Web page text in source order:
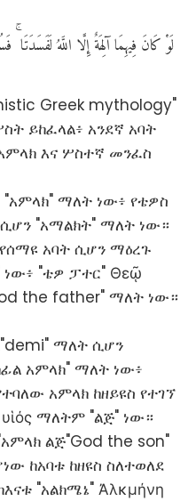
لَوْكَانَفِيهِمَاآلِهَةٌإِلَّااللَّهُلَفَسَدَتَا
Greek mythology"
ይከፈላል፥ አንደኛ አባት
እና ሦስተኛ መንፈስ
"አምላክ" ማለት ነው፥ የቴዎስ
"አማልክት" ማለት ነው።
አባት ሲሆን ማዕረጉ
ነው፥ "ቴዎ ፓተር" Θεῷ
the father" ማለት ነው።
ማለት ሲሆን
አምላክ" ማለት ነው፥
አምላክ ከዘይዩስ የተገኘ
ማለትም "ልጅ" ነው።
ልጅ"God the son"
ከአባቱ ከዘዩስ ስለተወለደ
"አልክሜኔ" Ἀλκμήνη